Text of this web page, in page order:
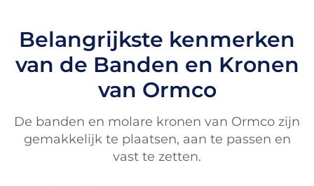
Belangrijkste kenmerken
van de Banden en Kronen
van Ormco
De banden en molare kronen van Ormco zijn
gemakkelijk te plaatsen, aan te passen en
vast te zetten.